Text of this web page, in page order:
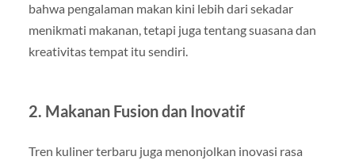
bahwa pengalaman makan kini lebih dari sekadar
menikmati makanan, tetapi juga tentang suasana dan
kreativitas tempat itu sendiri.
2. Makanan Fusion dan Inovatif
Tren kuliner terbaru juga menonjolkan inovasi rasa